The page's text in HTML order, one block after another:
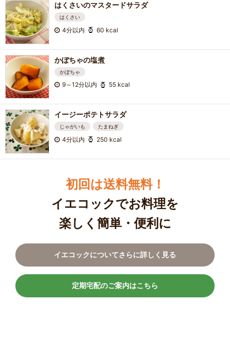
はくさいのマスタードサラダ
はくさい
4分以内 60 kcal
かぼちゃの塩煮
かぼちゃ
9～12分以内 55 kcal
イージーポテトサラダ
じゃがいも たまねぎ
4分以内 250 kcal
初回は送料無料！
イエコックでお料理を
楽しく簡単・便利に
イエコックについてさらに詳しく見る
定期宅配のご案内はこちら